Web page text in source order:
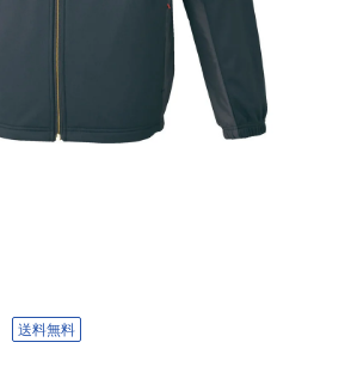
送料無料